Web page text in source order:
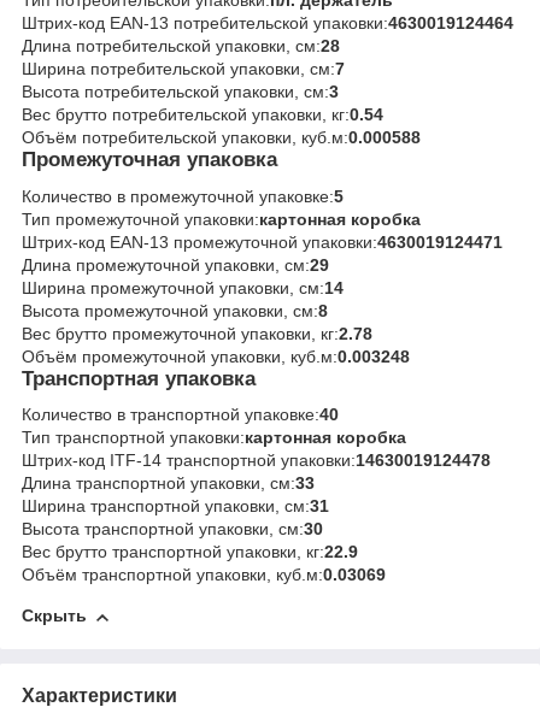
Штрих-код EAN-13 потребительской упаковки:4630019124464
Длина потребительской упаковки, см:28
Ширина потребительской упаковки, см:7
Высота потребительской упаковки, см:3
Вес брутто потребительской упаковки, кг:0.54
Объём потребительской упаковки, куб.м:0.000588
Промежуточная упаковка
Количество в промежуточной упаковке:5
Тип промежуточной упаковки:картонная коробка
Штрих-код EAN-13 промежуточной упаковки:4630019124471
Длина промежуточной упаковки, см:29
Ширина промежуточной упаковки, см:14
Высота промежуточной упаковки, см:8
Вес брутто промежуточной упаковки, кг:2.78
Объём промежуточной упаковки, куб.м:0.003248
Транспортная упаковка
Количество в транспортной упаковке:40
Тип транспортной упаковки:картонная коробка
Штрих-код ITF-14 транспортной упаковки:14630019124478
Длина транспортной упаковки, см:33
Ширина транспортной упаковки, см:31
Высота транспортной упаковки, см:30
Вес брутто транспортной упаковки, кг:22.9
Объём транспортной упаковки, куб.м:0.03069
Скрыть
Характеристики